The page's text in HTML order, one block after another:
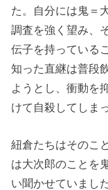
た。自分には鬼＝
調査を強く望み、
伝子を持っている
知った直継は普段
ようとし、衝動を
けて自殺してしま
紐倉たちはそのこ
は大次郎のことを
い聞かせていまし